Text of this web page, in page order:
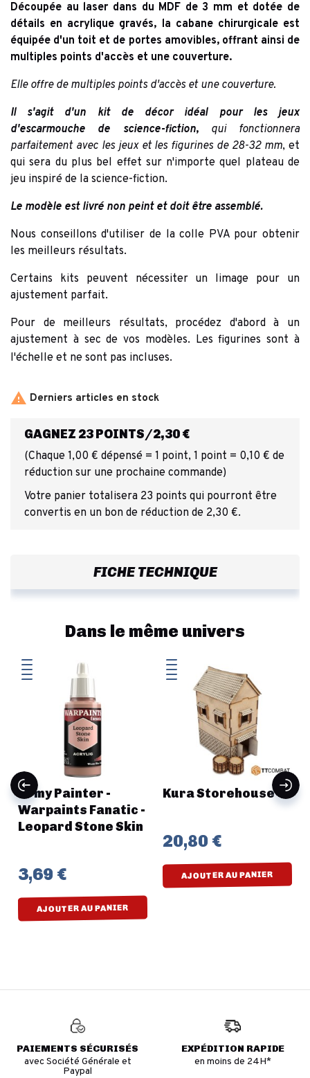
Découpée au laser dans du MDF de 3 mm et dotée de
détails en acrylique gravés, la cabane chirurgicale est
équipée d'un toit et de portes amovibles, offrant ainsi de
multiples points d'accès et une couverture.
Elle offre de multiples points d'accès et une couverture.
Il s'agit d'un kit de décor idéal pour les jeux
d'escarmouche de science-fiction,
qui fonctionnera
parfaitement avec les jeux et les figurines de 28-32 mm, et
qui sera du plus bel effet sur n'importe quel plateau de
jeu inspiré de la science-fiction.
Le modèle est livré non peint et doit être assemblé.
Nous conseillons d'utiliser de la colle PVA pour obtenir
les meilleurs résultats.
Certains kits peuvent nécessiter un limage pour un
ajustement parfait.
Pour de meilleurs résultats, procédez d'abord à un
ajustement à sec de vos modèles. Les figurines sont à
l'échelle et ne sont pas incluses.
 Derniers articles en stock
GAGNEZ 23 POINTS/2,30 €
(Chaque 1,00 € dépensé = 1 point, 1 point = 0,10 € de
réduction sur une prochaine commande)
Votre panier totalisera 23 points qui pourront être
convertis en un bon de réduction de 2,30 €.
FICHE TECHNIQUE
Dans le même univers
Army Painter -
Warpaints Fanatic -
Leopard Stone Skin
3,69 €
AJOUTER AU PANIER
Kura Storehouse
20,80 €
AJOUTER AU PANIER
PAIEMENTS SÉCURISÉS
avec Société Générale et
Paypal
EXPÉDITION RAPIDE
en moins de 24H*